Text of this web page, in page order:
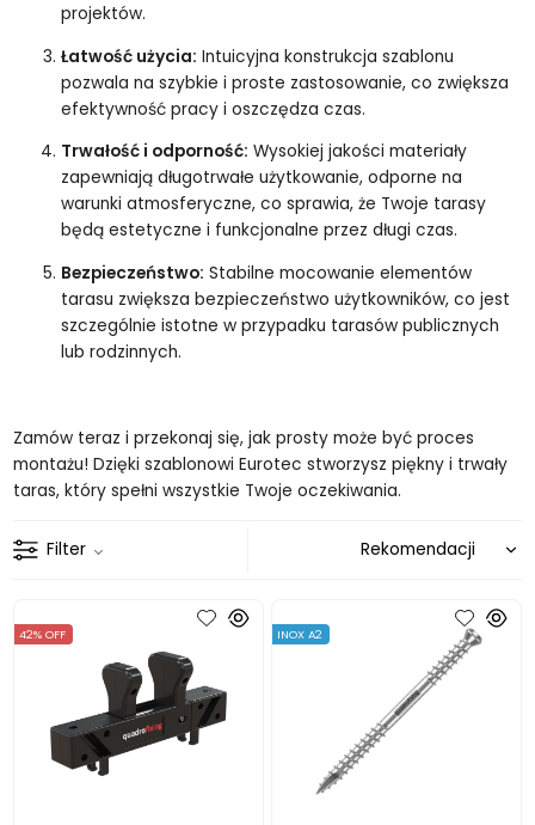
projektów.
Łatwość użycia: Intuicyjna konstrukcja szablonu
pozwala na szybkie i proste zastosowanie, co zwiększa
efektywność pracy i oszczędza czas.
Trwałość i odporność: Wysokiej jakości materiały
zapewniają długotrwałe użytkowanie, odporne na
warunki atmosferyczne, co sprawia, że Twoje tarasy
będą estetyczne i funkcjonalne przez długi czas.
Bezpieczeństwo: Stabilne mocowanie elementów
tarasu zwiększa bezpieczeństwo użytkowników, co jest
szczególnie istotne w przypadku tarasów publicznych
lub rodzinnych.
Zamów teraz i przekonaj się, jak prosty może być proces
montażu! Dzięki szablonowi Eurotec stworzysz piękny i trwały
taras, który spełni wszystkie Twoje oczekiwania.
Filter
42% OFF INOX A2